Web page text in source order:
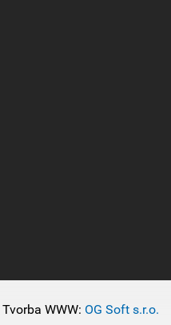
Tvorba WWW: OG Soft s.r.o.